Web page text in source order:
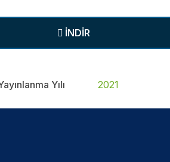
İNDİR
Yılı 2021